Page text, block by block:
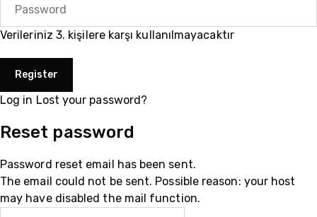
Verileriniz 3. kişilere karşı kullanılmayacaktır
Log in Lost your password?
Reset password
Password reset email has been sent.
The email could not be sent. Possible reason: your host
may have disabled the mail function.